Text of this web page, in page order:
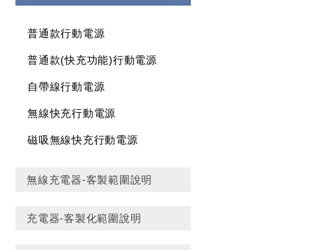
普通款行動電源
普通款(快充功能)行動電源
自帶線行動電源
無線快充行動電源
磁吸無線快充行動電源
無線充電器-客製範圍說明
充電器-客製化範圍說明